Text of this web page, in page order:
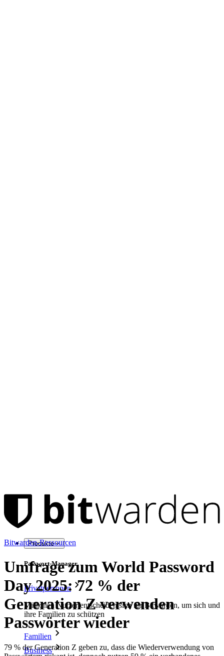
Produkte
Passwort-Manager
Privatpersonen
Millionen Nutzer entscheiden sich für Bitwarden, um sich und
ihre Familien zu schützen
Familien
Business
Bitwarden-Ressourcen
Umfrage zum World Password
Day 2025: 72 % der
Generation Z verwenden
Passwörter wieder
79 % der Generation Z geben zu, dass die Wiederverwendung von